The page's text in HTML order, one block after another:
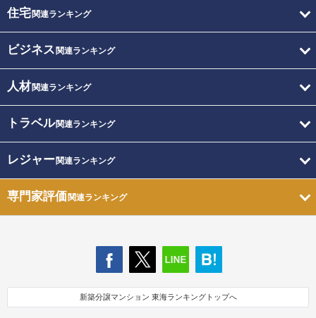
住宅関連ランキング
ビジネス 関連ランキング
人材関連ランキング
トラベル関連ランキング
レジャー関連ランキング
専門家評価関連ランキング
新築分譲マンション 東海ランキングトップへ